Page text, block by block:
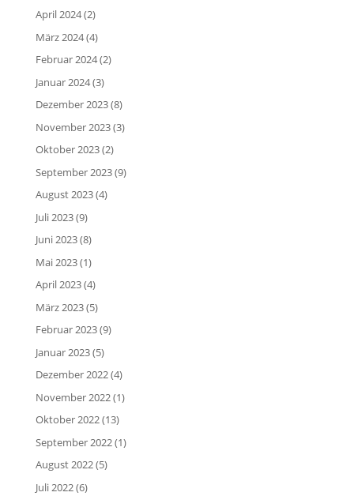
April 2024(2)
März 2024(4)
Februar 2024(2)
Januar 2024(3)
Dezember 2023(8)
November 2023(3)
Oktober 2023(2)
September 2023(9)
August 2023(4)
Juli 2023(9)
Juni 2023(8)
Mai 2023(1)
April 2023(4)
März 2023(5)
Februar 2023(9)
Januar 2023(5)
Dezember 2022(4)
November 2022(1)
Oktober 2022(13)
September 2022(1)
August 2022(5)
Juli 2022(6)